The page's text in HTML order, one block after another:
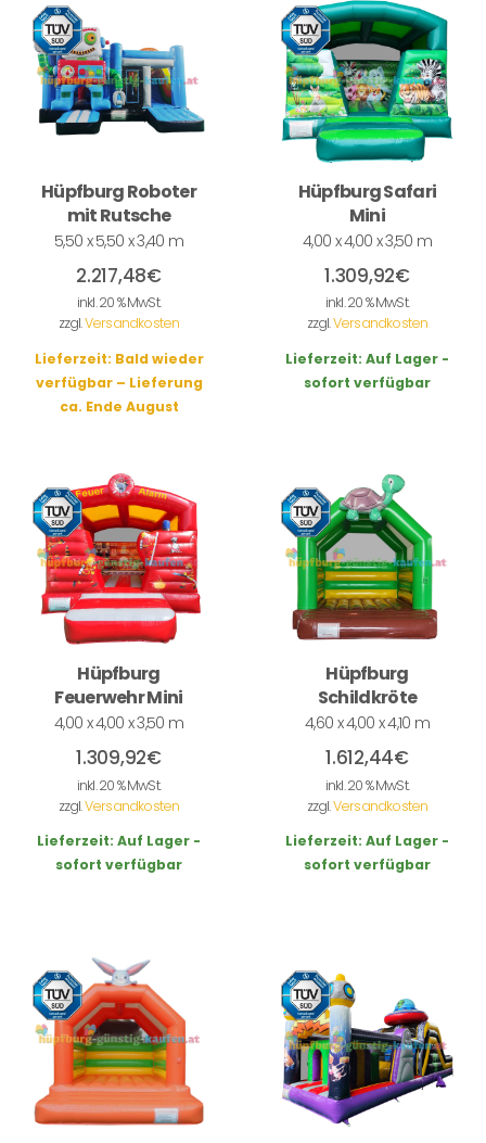
Hüpfburg Roboter
mit Rutsche
5,50 x 5,50 x 3,40 m
2.217,48€
inkl. 20 % MwSt.
zzgl.Versandkosten
Lieferzeit: Bald wieder
verfügbar – Lieferung
ca. Ende August
Hüpfburg Safari
Mini
4,00 x 4,00 x 3,50 m
1.309,92€
inkl. 20 % MwSt.
zzgl.Versandkosten
Lieferzeit: Auf Lager -
sofort verfügbar
Hüpfburg
Feuerwehr Mini
4,00 x 4,00 x 3,50 m
1.309,92€
inkl. 20 % MwSt.
zzgl.Versandkosten
Lieferzeit: Auf Lager -
sofort verfügbar
Hüpfburg
Schildkröte
4,60 x 4,00 x 4,10 m
1.612,44€
inkl. 20 % MwSt.
zzgl.Versandkosten
Lieferzeit: Auf Lager -
sofort verfügbar